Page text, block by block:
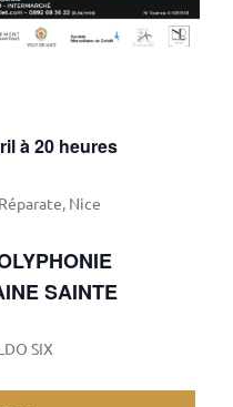
à 20 heures
Nice
SAINTE
SIX